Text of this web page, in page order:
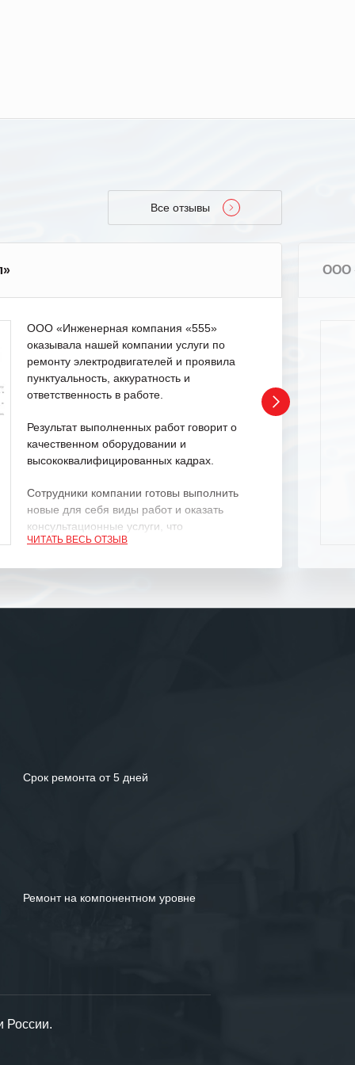
Все отзывы
ООО «Инженерная компания «555»
оказывала нашей компании услуги по
ремонту электродвигателей и проявила
пунктуальность, аккуратность и
ответственность в работе.
Результат выполненных работ говорит о
качественном оборудовании и
высококвалифицированных кадрах.
Сотрудники компании готовы выполнить
новые для себя виды работ и оказать
консультационные услуги, что
характеризует их как профессионалов
ответственного и надежного поставщика
ЧИТАТЬ ВЕСЬ ОТЗЫВ
ООО
Срок ремонта от 5 дней
Ремонт на компонентном уровне
России.